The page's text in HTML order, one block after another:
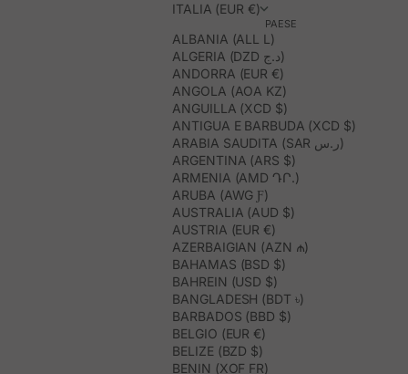
ITALIA (EUR €)
PAESE
ALBANIA (ALL L)
ALGERIA (DZD د.ج)
ANDORRA (EUR €)
ANGOLA (AOA KZ)
ANGUILLA (XCD $)
ANTIGUA E BARBUDA (XCD $)
ARABIA SAUDITA (SAR ر.س)
ARGENTINA (ARS $)
ARMENIA (AMD ԴՐ.)
ARUBA (AWG Ƒ)
AUSTRALIA (AUD $)
AUSTRIA (EUR €)
AZERBAIGIAN (AZN ₼)
BAHAMAS (BSD $)
BAHREIN (USD $)
BANGLADESH (BDT ৳)
BARBADOS (BBD $)
BELGIO (EUR €)
BELIZE (BZD $)
BENIN (XOF FR)